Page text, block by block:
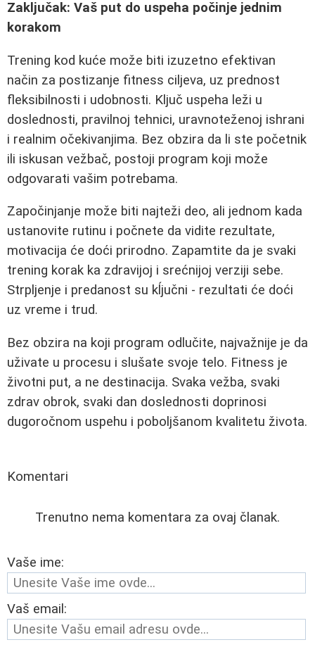
Zaključak: Vaš put do uspeha počinje jednim
korakom
Trening kod kuće može biti izuzetno efektivan
način za postizanje fitness ciljeva, uz prednost
fleksibilnosti i udobnosti. Ključ uspeha leži u
doslednosti, pravilnoj tehnici, uravnoteženoj ishrani
i realnim očekivanjima. Bez obzira da li ste početnik
ili iskusan vežbač, postoji program koji može
odgovarati vašim potrebama.
Započinjanje može biti najteži deo, ali jednom kada
ustanovite rutinu i počnete da vidite rezultate,
motivacija će doći prirodno. Zapamtite da je svaki
trening korak ka zdravijoj i srećnijoj verziji sebe.
Strpljenje i predanost su kĺjučni - rezultati će doći
uz vreme i trud.
Bez obzira na koji program odlučite, najvažnije je da
uživate u procesu i slušate svoje telo. Fitness je
životni put, a ne destinacija. Svaka vežba, svaki
zdrav obrok, svaki dan doslednosti doprinosi
dugoročnom uspehu i poboljšanom kvalitetu života.
Komentari
Trenutno nema komentara za ovaj članak.
Vaše ime:
Vaš email: